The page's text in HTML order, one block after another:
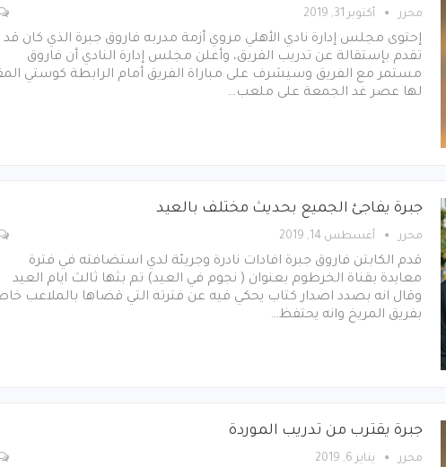
محرر أكتوبر 31, 2019
إحتوى مجلس إدارة نادي الأهلي مروي أزمة مدربه فاروق جبرة الذي كان قد
تقدم بإستقالة عن تدريب الفريق، وأعلن مجلس إدارة النادي أن فاروق
مستمر مع الفريق وسيشرف على مباراة الفريق أمام الرابطة كوستي
لها عصر غد الجمعة على ملعب…
جبرة يفاجئ الجميع بحديث مختلف بالعيد
محرر أغسطس 14, 2019
قدم الكابتن فاروق جبرة افادات نادرة وجريئة لدي استضافته في فترة
معايدة بقناة الخرطوم بعنوان ( نجوم في العيد) تم بثها ثالث ايام العيد
وقال انه بصدد اصدار كتاب يحكي فيه عن فترته التي قضاها بالملاعب
بفريق المريخ وانه يحتفظ…
جبرة يقترب من تدريب الموردة
محرر يناير 6, 2019